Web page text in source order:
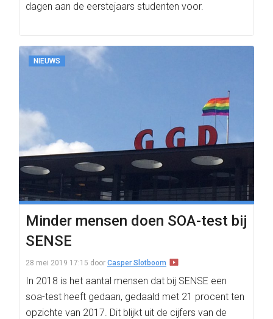
dagen aan de eerstejaars studenten voor.
NIEUWS
Minder mensen doen SOA-test bij
SENSE
28 mei 2019 17:15 door Casper Slotboom
In 2018 is het aantal mensen dat bij SENSE een
soa-test heeft gedaan, gedaald met 21 procent ten
opzichte van 2017. Dit blijkt uit de cijfers van de